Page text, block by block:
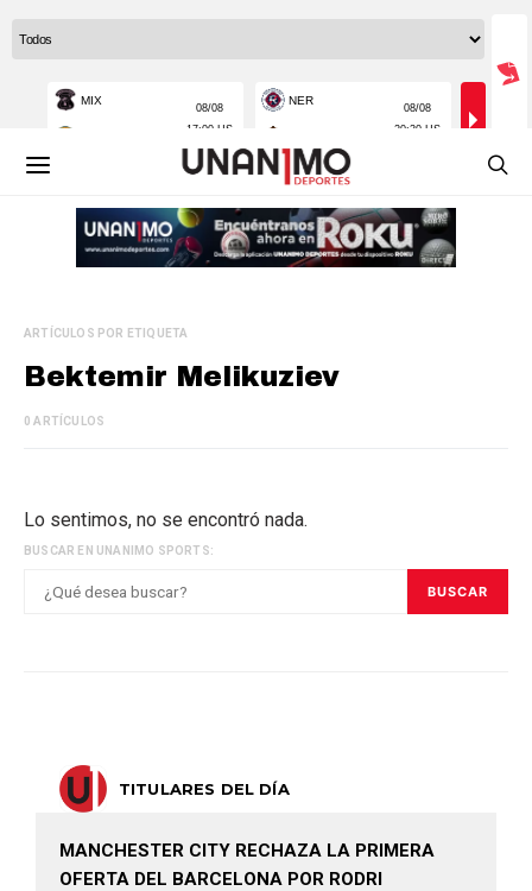
ARTÍCULOS POR ETIQUETA
Bektemir Melikuziev
0 ARTÍCULOS
Lo sentimos, no se encontró nada.
BUSCAR EN UNANIMO SPORTS:
BUSCAR
TITULARES DEL DÍA
MANCHESTER CITY RECHAZA LA PRIMERA
OFERTA DEL BARCELONA POR RODRI